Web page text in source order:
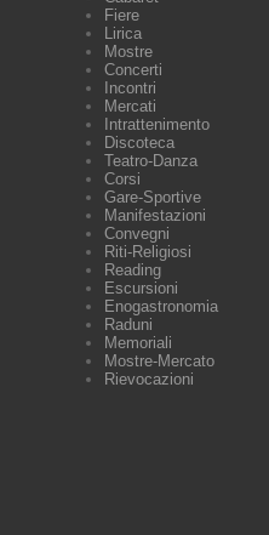
Fiere
Lirica
Mostre
Concerti
Incontri
Mercati
Intrattenimento
Discoteca
Teatro-Danza
Corsi
Gare-Sportive
Manifestazioni
Convegni
Riti-Religiosi
Reading
Escursioni
Enogastronomia
Raduni
Memoriali
Mostre-Mercato
Rievocazioni